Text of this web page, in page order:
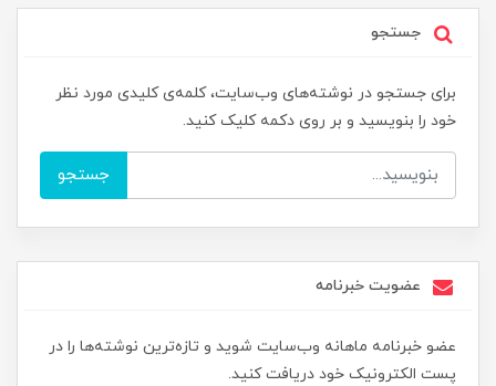
جستجو
برای جستجو در نوشته‌های وب‌سایت، کلمه‌ی کلیدی مورد نظر
خود را بنویسید و بر روی دکمه کلیک کنید.
جستجو
عضویت خبرنامه
عضو خبرنامه ماهانه وب‌سایت شوید و تازه‌ترین نوشته‌ها را در
پست الکترونیک خود دریافت کنید.